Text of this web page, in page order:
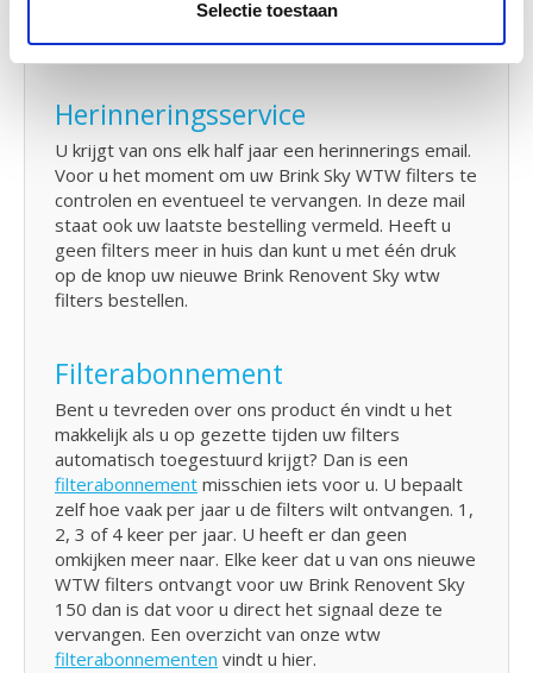
Selectie toestaan
150 kwijt? U kunt hierde handleiding
van uw Brink WTW systeem.
Herinneringsservice
U krijgt van ons elk half jaar een herinnerings email.
Voor u het moment om uw Brink Sky WTW filters te
controlen en eventueel te vervangen. In deze mail
staat ook uw laatste bestelling vermeld. Heeft u
geen filters meer in huis dan kunt u met één druk
op de knop uw nieuwe Brink Renovent Sky wtw
filters bestellen.
Filterabonnement
Bent u tevreden over ons product én vindt u het
makkelijk als u op gezette tijden uw filters
automatisch toegestuurd krijgt? Dan is een
filterabonnement misschien iets voor u. U bepaalt
zelf hoe vaak per jaar u de filters wilt ontvangen. 1,
2, 3 of 4 keer per jaar. U heeft er dan geen
omkijken meer naar. Elke keer dat u van ons nieuwe
WTW filters ontvangt voor uw Brink Renovent Sky
150 dan is dat voor u direct het signaal deze te
vervangen. Een overzicht van onze wtw
filterabonnementen vindt u hier.